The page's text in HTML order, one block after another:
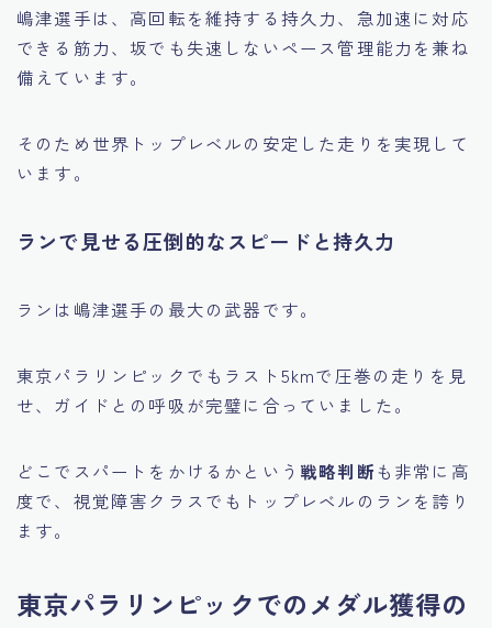
嶋津選手は、高回転を維持する持久力、急加速に対応
できる筋力、坂でも失速しないペース管理能力を兼ね
備えています。
そのため世界トップレベルの安定した走りを実現して
います。
ランで見せる圧倒的なスピードと持久力
ランは嶋津選手の最大の武器です。
東京パラリンピックでもラスト5kmで圧巻の走りを見
せ、ガイドとの呼吸が完璧に合っていました。
どこでスパートをかけるかという 戦略判断も非常に高
度で、視覚障害クラスでもトップレベルのランを誇り
ます。
東京パラリンピックでのメダル獲得の